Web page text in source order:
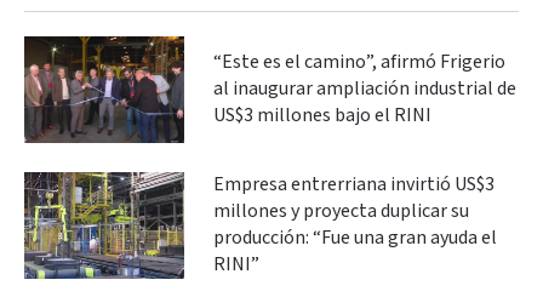
“Este es el camino”, afirmó Frigerio
al inaugurar ampliación industrial de
US$3 millones bajo el RINI
Empresa entrerriana invirtió US$3
millones y proyecta duplicar su
producción: “Fue una gran ayuda el
RINI”